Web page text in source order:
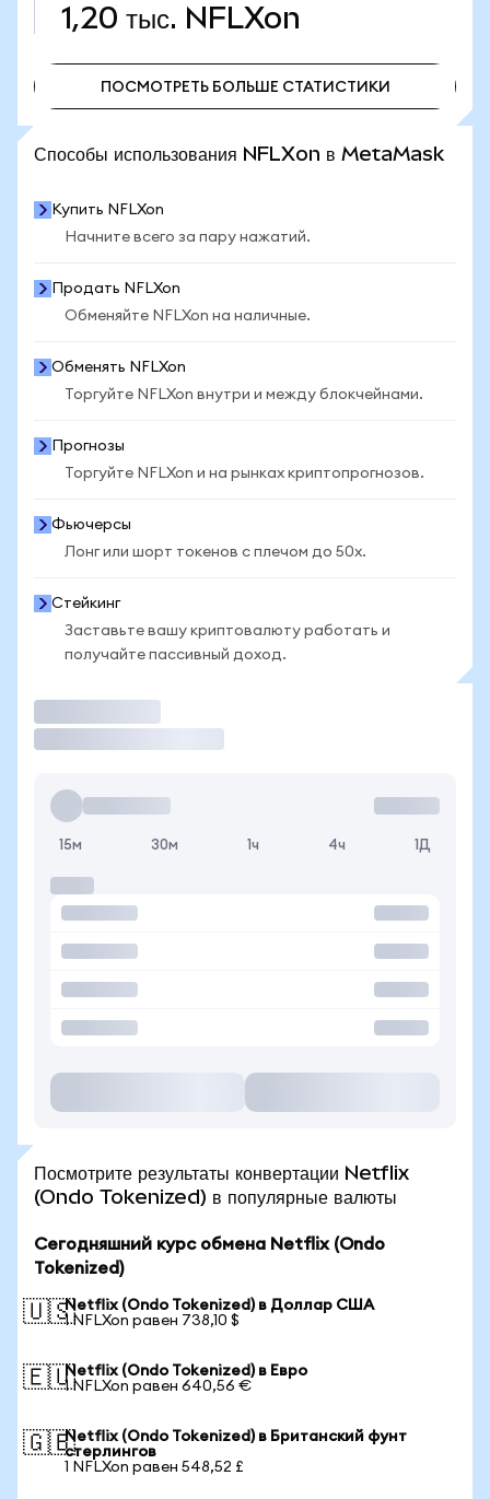
1,20 тыс. NFLXon
ПОСМОТРЕТЬ БОЛЬШЕ СТАТИСТИКИ
Способы использования NFLXon в MetaMask
Купить NFLXon
Начните всего за пару нажатий.
Продать NFLXon
Обменяйте NFLXon на наличные.
Обменять NFLXon
Торгуйте NFLXon внутри и между блокчейнами.
Прогнозы
Торгуйте NFLXon и на рынках криптопрогнозов.
Фьючерсы
Лонг или шорт токенов с плечом до 50x.
Стейкинг
Заставьте вашу криптовалюту работать и
получайте пассивный доход.
15м 30м 1ч 4ч 1Д
Посмотрите результаты конвертации Netflix
(Ondo Tokenized) в популярные валюты
Сегодняшний курс обмена Netflix (Ondo
Tokenized)
🇺🇸Netflix (Ondo Tokenized) в Доллар США
1 NFLXon равен 738,10 $
🇪🇺Netflix (Ondo Tokenized) в Евро
1 NFLXon равен 640,56 €
🇬🇧Netflix (Ondo Tokenized) в Британский фунт
стерлингов
1 NFLXon равен 548,52 £